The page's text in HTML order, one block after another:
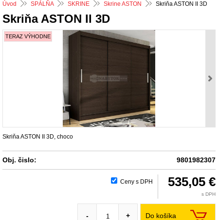
Úvod SPÁLŇA SKRINE Skrine ASTON Skriňa ASTON II 3D
Skriňa ASTON II 3D
TERAZ VÝHODNE
Skriňa ASTON II 3D, choco
Obj. čislo: 9801982307
Ceny s DPH 535,05 €
s DPH
Do košíka
- +